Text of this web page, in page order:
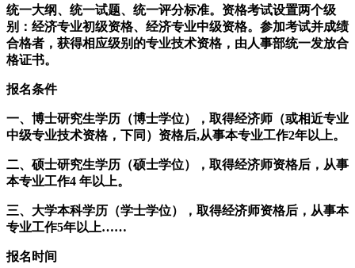
统一大纲、统一试题、统一评分标准。资格考试设置两个级
别：经济专业初级资格、经济专业中级资格。参加考试并成绩
合格者，获得相应级别的专业技术资格，由人事部统一发放合
格证书。
报名条件
一、博士研究生学历（博士学位），取得经济师（或相近专业
中级专业技术资格，下同）资格后,从事本专业工作2年以上。
二、硕士研究生学历（硕士学位），取得经济师资格后，从事
本专业工作4 年以上。
三、大学本科学历（学士学位），取得经济师资格后，从事本
专业工作5年以上……
报名时间